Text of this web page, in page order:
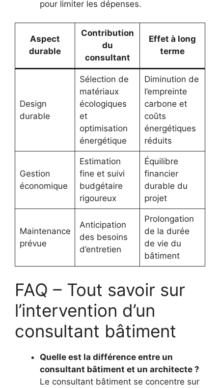
pour limiter les dépenses.
Aspect
durable
Contribution
du
consultant
Effet à long
terme
Design
durable
Sélection de
matériaux
écologiques
et
optimisation
énergétique
Diminution de
l’empreinte
carbone et
coûts
énergétiques
réduits
Gestion
économique
Estimation
fine et suivi
budgétaire
rigoureux
Équilibre
financier
durable du
projet
Maintenance
prévue
Anticipation
des besoins
d’entretien
Prolongation
de la durée
de vie du
bâtiment
FAQ – Tout savoir sur
l’intervention d’un
consultant bâtiment
Quelle est la différence entre un
consultant bâtiment et un architecte ?
Le consultant bâtiment se concentre sur